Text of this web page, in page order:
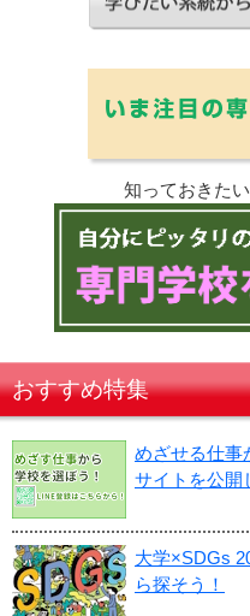
知っておきた
おすすめ特集
めざせる仕事
サイトを公開
大学×SDGs
ら探そう！